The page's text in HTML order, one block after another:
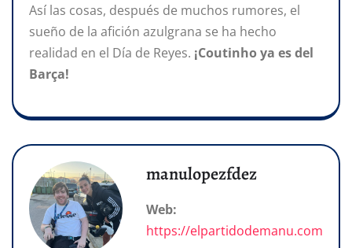
Así las cosas, después de muchos rumores, el
sueño de la afición azulgrana se ha hecho
realidad en el Día de Reyes. ¡Coutinho ya es del
Barça!
manulopezfdez
Web:
https://elpartidodemanu.com